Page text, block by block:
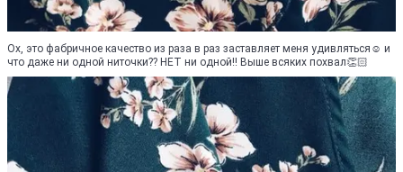
Ох, это фабричное качество из раза в раз заставляет меня удивляться☺️ и
что даже ни одной ниточки?? НЕТ ни одной!! Выше всяких похвал👏🏻